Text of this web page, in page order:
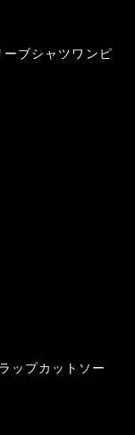
ブシャツワンピ
ップカットソー